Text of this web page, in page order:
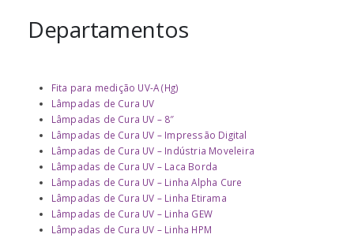
Departamentos
Fita para medição UV-A (Hg)
Lâmpadas de Cura UV
Lâmpadas de Cura UV – 8″
Lâmpadas de Cura UV – Impressão Digital
Lâmpadas de Cura UV – Indústria Moveleira
Lâmpadas de Cura UV – Laca Borda
Lâmpadas de Cura UV – Linha Alpha Cure
Lâmpadas de Cura UV – Linha Etirama
Lâmpadas de Cura UV – Linha GEW
Lâmpadas de Cura UV – Linha HPM